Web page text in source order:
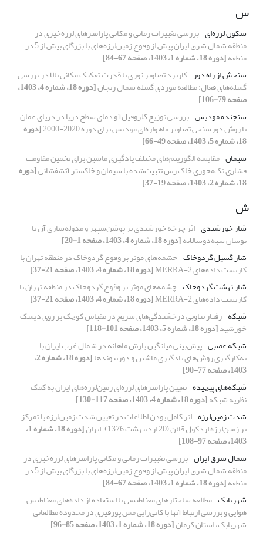
س
سکون لرزه‌ای بررسی تغییرات زمانی و مکانی پارامترهای لرزه‌خیزی در
منطقه شمال شرق ایران پیش از وقوع زمین‌لرزه‌های با بزرگای بیش از 5 در
منطقه[دوره 18، شماره 1، 1403، صفحه 67-84]
سنجش از راه دور کاربرد تصاویر نوری با قدرت تفکیک مکانی بالا در بررسی
گسله‌های فعال: مطالعه موردی گسله شمال زنجان [دوره 18، شماره 4، 1403،
صفحه 79-106]
سنجنده مودیس بررسی توزیع کلروفیل‌آ و دمای سطح دریا در دریای عمان
با روش دورسنجی تصاویر ماهواره‌ای مودیس برای دوره 2020-2000 [دوره
18، شماره 5، 1403، صفحه 49-66]
سیمان مقایسه الگوریتم‌های مختلف یادگیری ماشین برای تخمین مقاومت
فشاری تک‌محوری خاک رس تثبیت‌شده با سیمان و خاکستر آتشفشانی[دوره
18، شماره 2، 1403، صفحه 19-37]
ش
شار خورشیدی اثر چرخه خورشیدی بر پوشن‌سپهر و مدوله‌سازی آن با
نوسان شبه‌دوسالانه[دوره 18، شماره 4، 1403، صفحه 1-20]
شار گسیل گردوخاک چشمه‌های موثر بر وقوع گردوخاک در منطقه تهران با
کاربست داده‌های MERRA-2
[دوره 18، شماره 4، 1403، صفحه 21-37]
شار نهشت گردوخاک چشمه‌های موثر بر وقوع گردوخاک در منطقه تهران با
کاربست داده‌های MERRA-2
[دوره 18، شماره 4، 1403، صفحه 21-37]
شبکه رفتار تناوبی درخشندگی‌های سریع در مقیاس کوچک بر روی دیسک
خورشید[دوره 18، شماره 5، 1403، صفحه 101-118]
شبکه عصبی پیش‌بینی میانگین بارش ماهانه در شمال غرب ایران با
به‌کارگیری روش‌های یادگیری ماشین و دورپیوندها [دوره 18، شماره 2،
1403، صفحه 77-90]
شبکه‌های پیچیده تعیین پارامترهای لرزه‌ای زمین‌لرزه‌های ایران به کمک
نظریه شبکه[دوره 18، شماره 4، 1403، صفحه 117-130]
شدت زمین‌لرزه اثر کامل بودن اطلاعات در تعیین شدت زمین‌لرزه با تمرکز
بر زمین‌لرزه اردکول قائن (20 اردیبهشت 1376)، ایران [دوره 18، شماره 1،
1403، صفحه 97-108]
شمال شرق ایران بررسی تغییرات زمانی و مکانی پارامترهای لرزه‌خیزی در
منطقه شمال شرق ایران پیش از وقوع زمین‌لرزه‌های با بزرگای بیش از 5 در
منطقه[دوره 18، شماره 1، 1403، صفحه 67-84]
شهربابک مطالعه ساختارهای مغناطیسی با استفاده از داده‌های مغناطیس
هوایی و بررسی ارتباط آنها با کانی‌زایی مس پورفیری در محدوده مطالعاتی
شهربابک، استان کرمان[دوره 18، شماره 1، 1403، صفحه 85-96]